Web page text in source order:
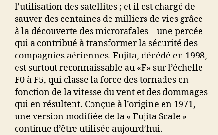
l’utilisation des satellites ; et il est chargé de
sauver des centaines de milliers de vies grâce
à la découverte des microrafales – une percée
qui a contribué à transformer la sécurité des
compagnies aériennes. Fujita, décédé en 1998,
est surtout reconnaissable au «F» sur l’échelle
F0 à F5, qui classe la force des tornades en
fonction de la vitesse du vent et des dommages
qui en résultent. Conçue à l’origine en 1971,
une version modifiée de la « Fujita Scale »
continue d’être utilisée aujourd’hui.